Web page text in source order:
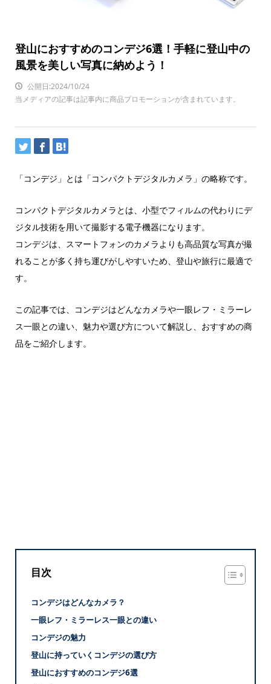
登山におすすめのコンデジ6選！手軽に登山中の
風景を美しい写真に納めよう！
公開日:2024/10/24
当メディアの記事は記事内に商品プロモーションが含まれています。
「コンデジ」とは「コンパクトデジタルカメラ」の略称です。
コンパクトデジタルカメラとは、小型でフィルムの代わりにデ
ジタル技術を用いて撮影する電子機器になります。
コンデジは、スマートフォンのカメラよりも高品質な写真が撮
れることが多く持ち運びがしやすいため、登山や旅行に最適で
す。
この記事では、コンデジはどんなカメラや一眼レフ・ミラーレ
ス一眼との違い、魅力や選び方について解説し、おすすめの商
品をご紹介します。
目次
コンデジはどんなカメラ？
一眼レフ・ミラーレス一眼との違い
コンデジの魅力
登山に持っていくコンデジの選び方
登山におすすめのコンデジ6選